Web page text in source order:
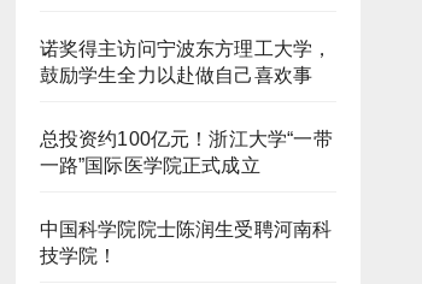
诺奖得主访问宁波东方理工大学，
鼓励学生全力以赴做自己喜欢事
总投资约100亿元！浙江大学“一带
一路”国际医学院正式成立
中国科学院院士陈润生受聘河南科
技学院！